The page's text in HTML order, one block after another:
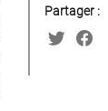
Partager :